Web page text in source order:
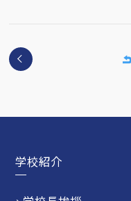
学校紹介